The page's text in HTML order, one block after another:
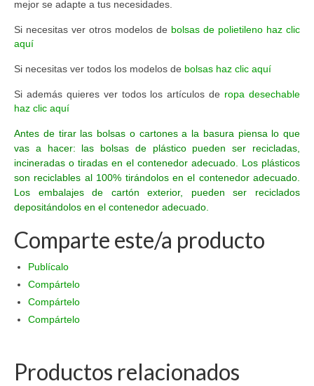
mejor se adapte a tus necesidades.
Si necesitas ver otros modelos de bolsas de polietileno haz clic
aquí
Si necesitas ver todos los modelos de bolsas haz clic aquí
Si además quieres ver todos los artículos de ropa desechable
haz clic aquí
Antes de tirar las bolsas o cartones a la basura piensa lo que
vas a hacer: las bolsas de plástico pueden ser recicladas,
incineradas o tiradas en el contenedor adecuado. Los plásticos
son reciclables al 100% tirándolos en el contenedor adecuado.
Los embalajes de cartón exterior, pueden ser reciclados
depositándolos en el contenedor adecuado.
Comparte este/a producto
Publícalo
Compártelo
Compártelo
Compártelo
Productos relacionados